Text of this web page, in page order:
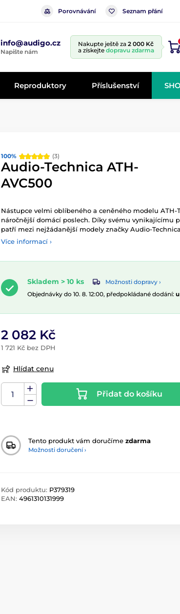
Porovnávání Seznam přání
info@audigo.cz
Napište nám
Nakupte ještě za 2 000 Kč
a získejte dopravu zdarma
Reproduktory Příslušenství
100% (3)
Audio-Technica ATH-
AVC500
Nástupce velmi oblíbeného a ceněného modelu ATH-
náročnější domácí poslech. Díky svému vynikajícímu
patří mezi nejžádanější modely značky Audio-
Více informací ›
Skladem > 10 ks
Možnosti dopravy ›
Objednávky do 10. 8. 12:00, předpokládané dodání:
2 082 Kč
1 721 Kč bez DPH
Hlídat cenu
Přidat do košíku
Tento produkt vám doručíme zdarma
Možnosti doručení ›
Kód produktu: P379319
EAN: 4961310131999